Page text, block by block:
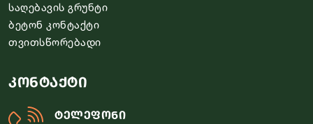
საღებავის გრუნტი
ბეტონ კონტაქტი
თვითსწორებადი
კონტაქტი
ტელეფონი